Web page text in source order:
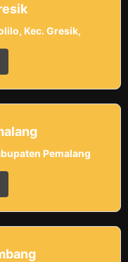
Kec. Gresik,
Pemalang